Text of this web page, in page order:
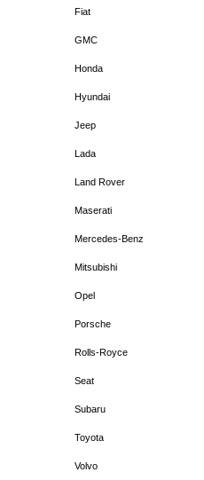
Fiat
GMC
Honda
Hyundai
Jeep
Lada
Land Rover
Maserati
Mercedes-Benz
Mitsubishi
Opel
Porsche
Rolls-Royce
Seat
Subaru
Toyota
Volvo